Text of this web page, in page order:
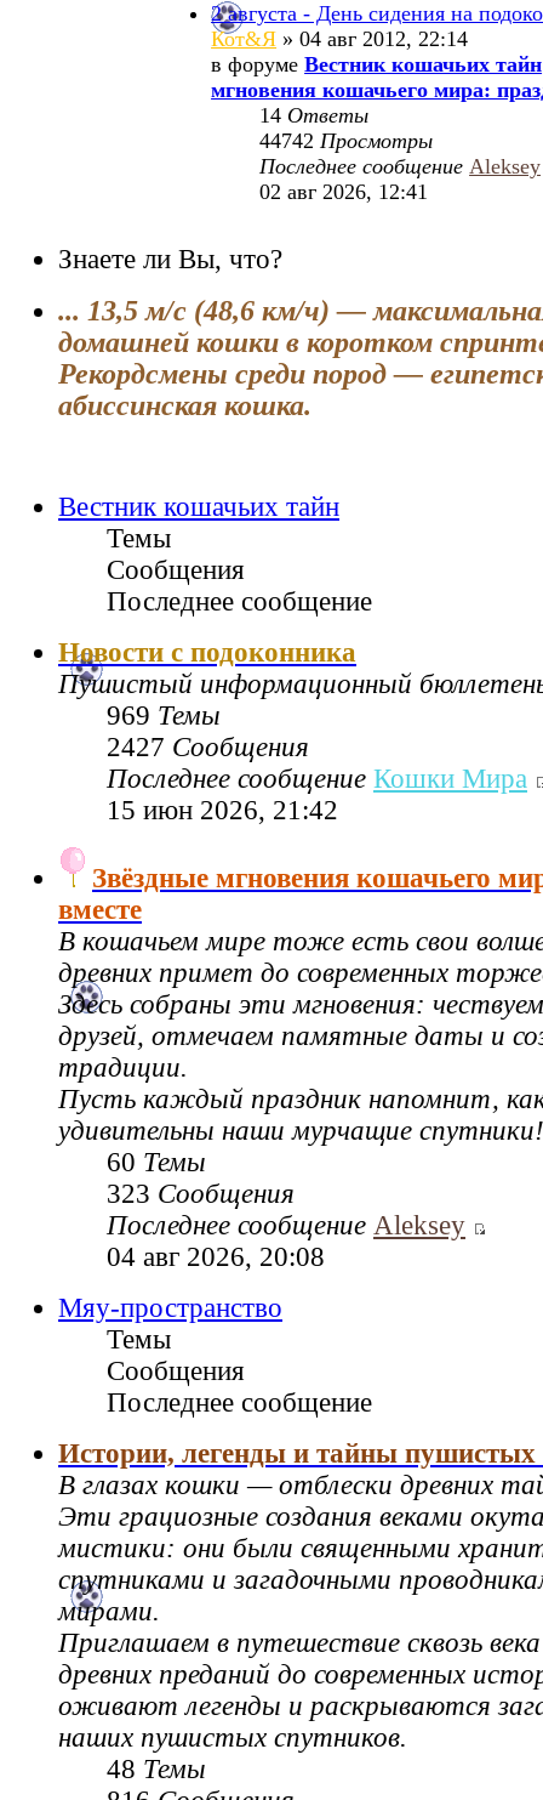
2 августа - День сидения на
Кот&Я » 04 авг 2012, 22:14
в форумеВестник кошачьих тайн
мгновения кошачьего мира:
14 Ответы
44742Просмотры
Последнее сообщениеAleksey
02 авг 2026, 12:41
Знаете ли Вы, что?
... 13,5 м/с (48,6 км/ч) —
домашней кошки в коротком
Рекордсмены среди пород —
абиссинская кошка.
Вестник кошачьих тайн
Темы
Сообщения
Последнее сообщение
Новости с подоконника
Пушистый информационный
969 Темы
2427 Сообщения
Последнее сообщение Кошки Мира
15 июн 2026, 21:42
Звёздные мгновения кошачьего
вместе
В кошачьем мире тоже есть свои
древних примет до современных
Здесь собраны эти мгновения:
друзей, отмечаем памятные даты и
традиции.
Пусть каждый праздник напомнит,
удивительны наши мурчащие спутники!
60 Темы
323 Сообщения
Последнее сообщение Aleksey
04 авг 2026, 20:08
Мяу-пространство
Темы
Сообщения
Последнее сообщение
Истории, легенды и тайны пушистых
В глазах кошки — отблески древних
Эти грациозные создания веками
мистики: они были священными
спутниками и загадочными
мирами.
Приглашаем в путешествие сквозь
древних преданий до современных
оживают легенды и раскрываются
наших пушистых спутников.
48 Темы